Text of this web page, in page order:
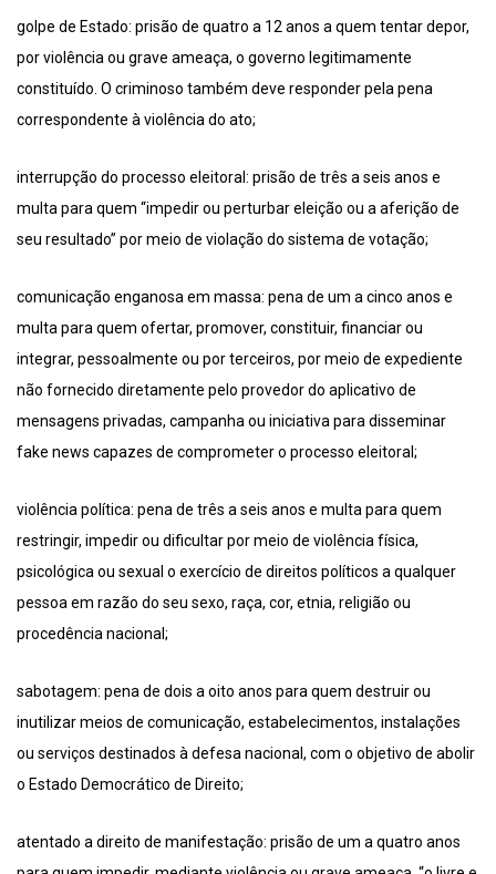
golpe de Estado: prisão de quatro a 12 anos a quem tentar depor,
por violência ou grave ameaça, o governo legitimamente
constituído. O criminoso também deve responder pela pena
correspondente à violência do ato;
interrupção do processo eleitoral: prisão de três a seis anos e
multa para quem “impedir ou perturbar eleição ou a aferição de
seu resultado” por meio de violação do sistema de votação;
comunicação enganosa em massa: pena de um a cinco anos e
multa para quem ofertar, promover, constituir, financiar ou
integrar, pessoalmente ou por terceiros, por meio de expediente
não fornecido diretamente pelo provedor do aplicativo de
mensagens privadas, campanha ou iniciativa para disseminar
fake news capazes de comprometer o processo eleitoral;
violência política: pena de três a seis anos e multa para quem
restringir, impedir ou dificultar por meio de violência física,
psicológica ou sexual o exercício de direitos políticos a qualquer
pessoa em razão do seu sexo, raça, cor, etnia, religião ou
procedência nacional;
sabotagem: pena de dois a oito anos para quem destruir ou
inutilizar meios de comunicação, estabelecimentos, instalações
ou serviços destinados à defesa nacional, com o objetivo de abolir
o Estado Democrático de Direito;
atentado a direito de manifestação: prisão de um a quatro anos